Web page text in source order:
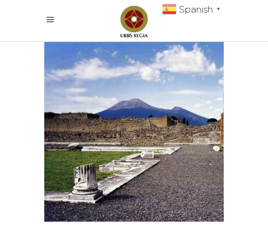
Spanish ▼